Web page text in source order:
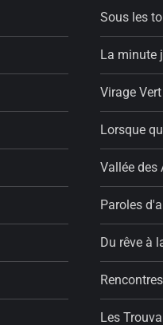
Sous les
La minute
Virage Vert
Lorsque
Vallée des
Paroles
Du rêve à
Rencontres
Les